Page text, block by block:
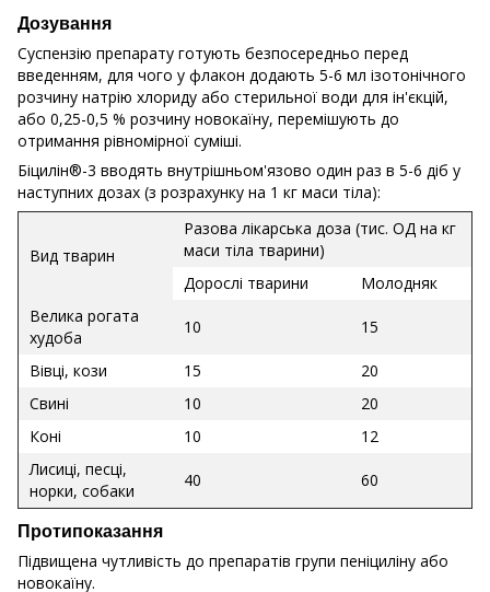
Дозування
Суспензію препарату готують безпосередньо перед
введенням, для чого у флакон додають 5-6 мл ізотонічного
розчину натрію хлориду або стерильної води для ін'єкцій,
або 0,25-0,5 % розчину новокаїну, перемішують до
отримання рівномірної суміші.
Біцилін®-3 вводять внутрішньом'язово один раз в 5-6 діб у
наступних дозах (з розрахунку на 1 кг маси тіла):
Вид тварин
Разова лікарська доза (тис. ОД на кг
маси тіла тварини)
Дорослі тварини
Молодняк
Велика рогата
худоба
10 15
Вівці, кози 15
20
Свині
10
20
Коні
10
12
Лисиці, песці,
норки, собаки
40 60
Протипоказання
Підвищена чутливість до препаратів групи пеніциліну або
новокаїну.